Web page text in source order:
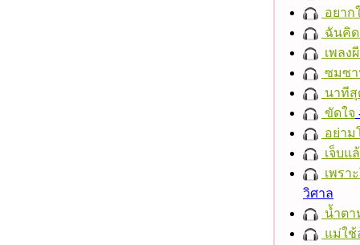
อยาก
ฉันคิด
เพลง
ซมซ
นาทีสุ
ขัดใจ
อย่าม
เจ็บแ
เพรา
วิศาล
น้ำต
แม่ใช้